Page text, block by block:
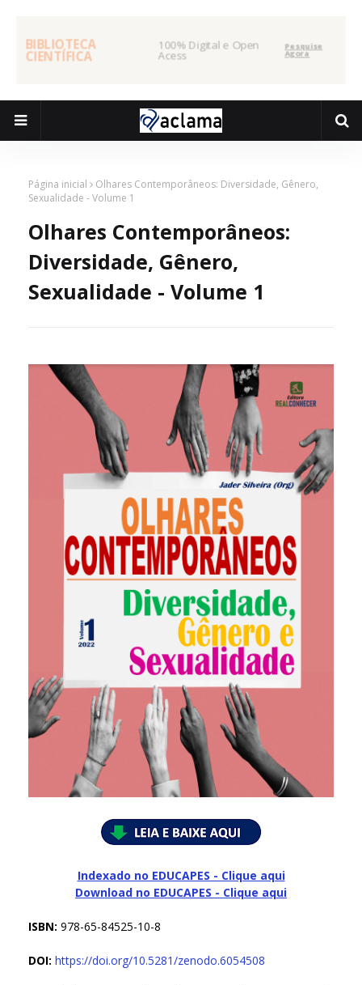
BIBLIOTECA
CIENTÍFICA
100% Digital e Open
Acess
Pesquise
Agora
Página inicial
Olhares Contemporâneos: Diversidade, Gênero,
Sexualidade - Volume 1
Olhares Contemporâneos:
Diversidade, Gênero,
Sexualidade - Volume 1
Indexado no EDUCAPES - Clique aqui
Download no EDUCAPES - Clique aqui
ISBN: 978-65-84525-10-8
DOI: https://doi.org/10.5281/zenodo.6054508